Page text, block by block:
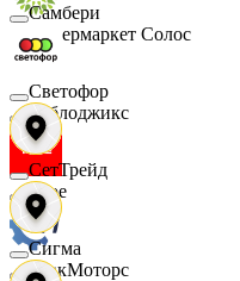
Супермаркет Солос
Таблоджикс
Твое
ТракМоторс
Самбери
Светофор
СетТрейд
Сигма